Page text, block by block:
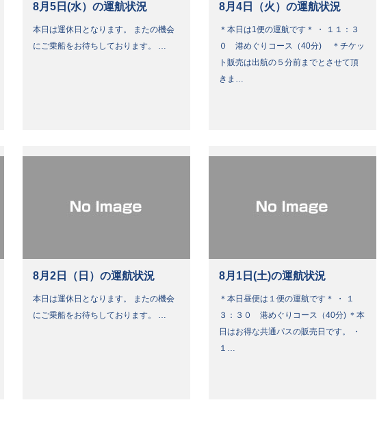
8月5日(水）の運航状況
本日は運休日となります。 またの機会
にご乗船をお待ちしております。 …
8月4日（火）の運航状況
＊本日は1便の運航です＊ ・ １１：３
０ 港めぐりコース（40分) ＊チケッ
ト販売は出航の５分前までとさせて頂
きま…
8月2日（日）の運航状況
本日は運休日となります。 またの機会
にご乗船をお待ちしております。 …
8月1日(土)の運航状況
＊本日昼便は１便の運航です＊ ・ １
３：３０ 港めぐりコース（40分) ＊本
日はお得な共通パスの販売日です。 ・
１…